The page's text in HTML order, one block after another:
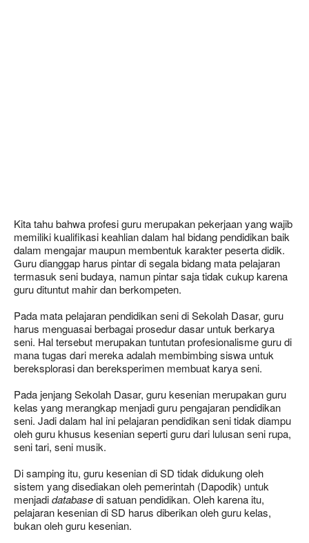
Kita tahu bahwa profesi guru merupakan pekerjaan yang wajib
memiliki kualifikasi keahlian dalam hal bidang pendidikan baik
dalam mengajar maupun membentuk karakter peserta didik.
Guru dianggap harus pintar di segala bidang mata pelajaran
termasuk seni budaya, namun pintar saja tidak cukup karena
guru dituntut mahir dan berkompeten.
Pada mata pelajaran pendidikan seni di Sekolah Dasar, guru
harus menguasai berbagai prosedur dasar untuk berkarya
seni. Hal tersebut merupakan tuntutan profesionalisme guru di
mana tugas dari mereka adalah membimbing siswa untuk
bereksplorasi dan bereksperimen membuat karya seni.
Pada jenjang Sekolah Dasar, guru kesenian merupakan guru
kelas yang merangkap menjadi guru pengajaran pendidikan
seni. Jadi dalam hal ini pelajaran pendidikan seni tidak diampu
oleh guru khusus kesenian seperti guru dari lulusan seni rupa,
seni tari, seni musik.
Di samping itu, guru kesenian di SD tidak didukung oleh
sistem yang disediakan oleh pemerintah (Dapodik) untuk
menjadidatabasedi satuan pendidikan. Oleh karena itu,
pelajaran kesenian di SD harus diberikan oleh guru kelas,
bukan oleh guru kesenian.